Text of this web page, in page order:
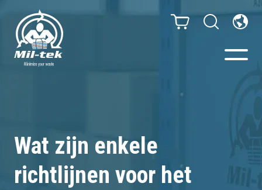
Segmenten
Materialen
Wat zijn enkele
richtlijnen voor het